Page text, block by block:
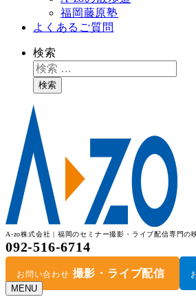
福岡藤原塾
よくあるご質問
検索
検索
A-zo株式会社 | 福岡のセミナー撮影・ライブ配信専門の
092-516-6714
お問い合わせ 撮影・ライブ配信
MENU